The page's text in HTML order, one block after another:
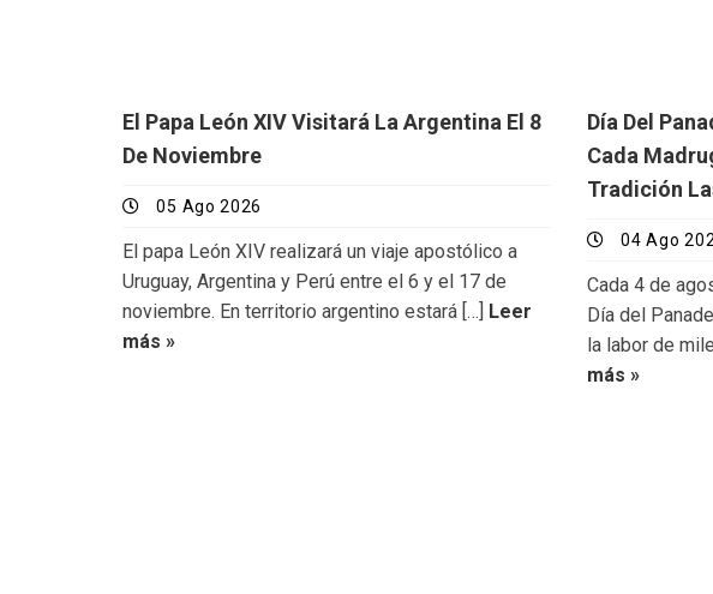
El Papa León XIV Visitará La Argentina El 8
De Noviembre
05 Ago 2026
El papa León XIV realizará un viaje apostólico a
Uruguay, Argentina y Perú entre el 6 y el 17 de
noviembre. En territorio argentino estará […]
Leer
más »
Día Del
Cada
Tradición
04 Ago
Cada 4 de
Día del
la labor de
más »